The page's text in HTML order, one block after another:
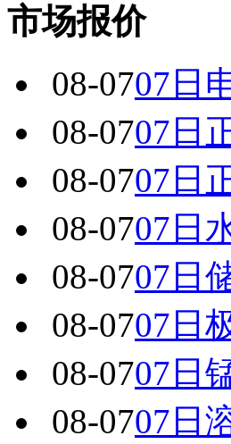
市场报价
08-0707日
08-0707日
08-0707日
08-0707日
08-0707日
08-0707日
08-0707日
08-0707日